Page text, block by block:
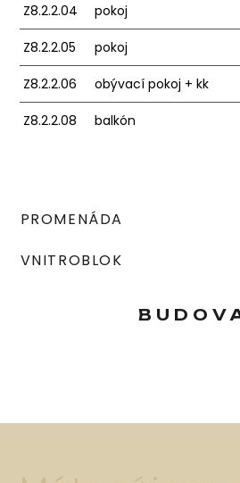
Z8.2.2.04 pokoj
Z8.2.2.05 pokoj
Z8.2.2.06 obývací pokoj + kk
Z8.2.2.08 balkón
PROMENÁDA
VNITROBLOK